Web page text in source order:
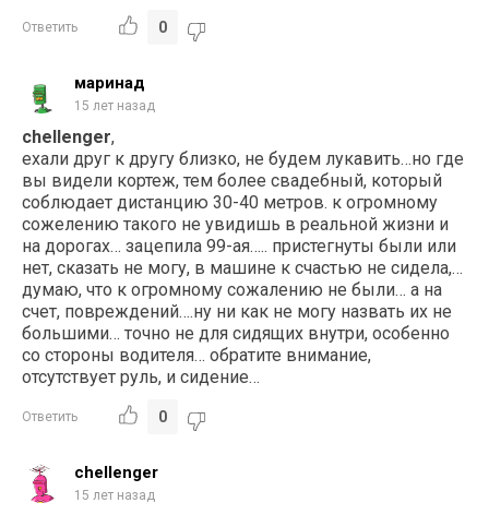
Ответить 0
маринад
15 лет назад
chellenger,
ехали друг к другу близко, не будем лукавить…но где
вы видели кортеж, тем более свадебный, который
соблюдает дистанцию 30-40 метров. к огромному
сожелению такого не увидишь в реальной жизни и
на дорогах… зацепила 99-ая….. пристегнуты были или
нет, сказать не могу, в машине к счастью не сидела,…
думаю, что к огромному сожалению не были… а на
счет, повреждений….ну ни как не могу назвать их не
большими… точно не для сидящих внутри, особенно
со стороны водителя… обратите внимание,
отсутствует руль, и сидение…
Ответить 0
chellenger
15 лет назад